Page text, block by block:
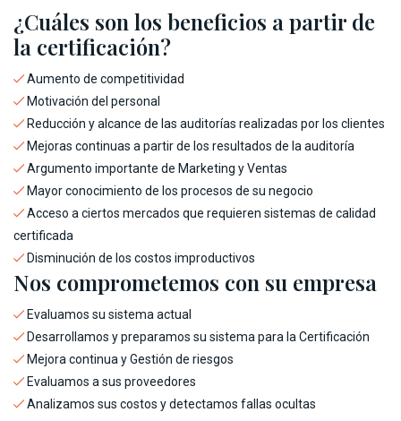
¿Cuáles son los beneficios a partir de
la certificación?
Aumento de competitividad
Motivación del personal
Reducción y alcance de las auditorías realizadas por los clientes
Mejoras continuas a partir de los resultados de la auditoría
Argumento importante de Marketing y Ventas
Mayor conocimiento de los procesos de su negocio
Acceso a ciertos mercados que requieren sistemas de calidad
certificada
Disminución de los costos improductivos
Nos comprometemos con su empresa
Evaluamos su sistema actual
Desarrollamos y preparamos su sistema para la Certificación
Mejora continua y Gestión de riesgos
Evaluamos a sus proveedores
Analizamos sus costos y detectamos fallas ocultas